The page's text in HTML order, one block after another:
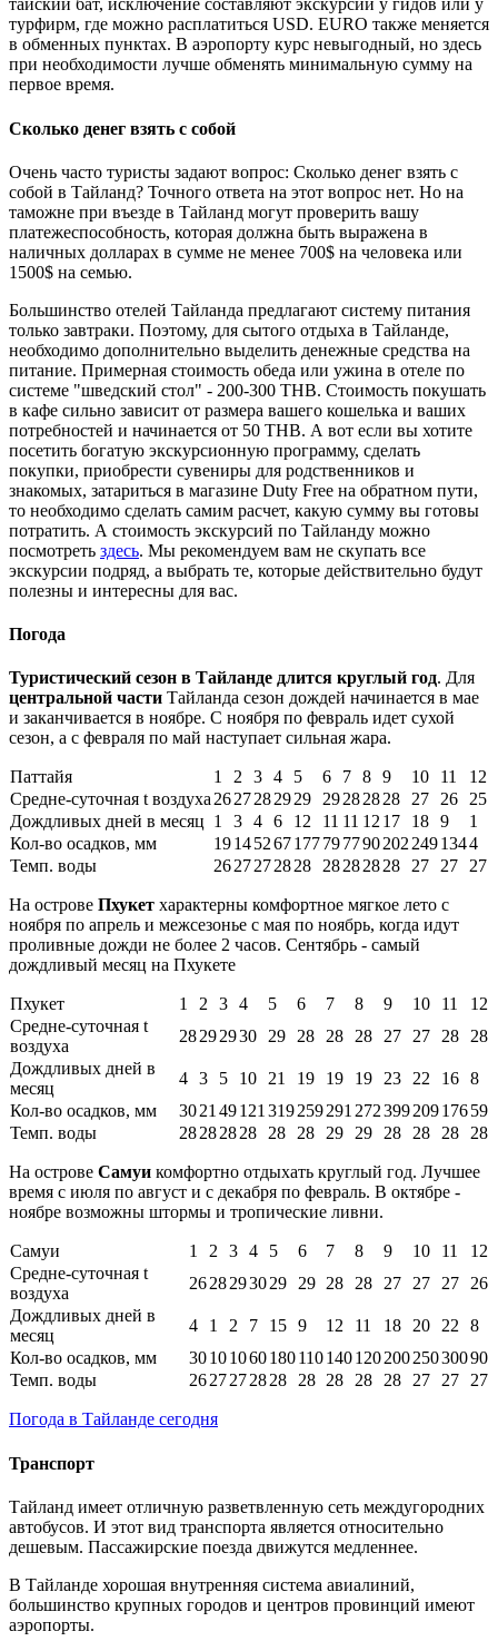
тайский бат, исключение составляют экскурсии у гидов или у
турфирм, где можно расплатиться USD. EURO также меняется
в обменных пунктах. В аэропорту курс невыгодный, но здесь
при необходимости лучше обменять минимальную сумму на
первое время.
Сколько денег взять с собой
Очень часто туристы задают вопрос: Сколько денег взять с
собой в Тайланд? Точного ответа на этот вопрос нет. Но на
таможне при въезде в Тайланд могут проверить вашу
платежеспособность, которая должна быть выражена в
наличных долларах в сумме не менее 700$ на человека или
1500$ на семью.
Большинство отелей Тайланда предлагают систему питания
только завтраки. Поэтому, для сытого отдыха в Тайланде,
необходимо дополнительно выделить денежные средства на
питание. Примерная стоимость обеда или ужина в отеле по
системе "шведский стол" - 200-300 THB. Стоимость покушать
в кафе сильно зависит от размера вашего кошелька и ваших
потребностей и начинается от 50 THB. А вот если вы хотите
посетить богатую экскурсионную программу, сделать
покупки, приобрести сувениры для родственников и
знакомых, затариться в магазине Duty Free на обратном пути,
то необходимо сделать самим расчет, какую сумму вы готовы
потратить. А стоимость экскурсий по Тайланду можно
посмотреть здесь. Мы рекомендуем вам не скупать все
экскурсии подряд, а выбрать те, которые действительно будут
полезны и интересны для вас.
Погода
Туристический сезон в Тайланде длится круглый год. Для
центральной части Тайланда сезон дождей начинается в мае
и заканчивается в ноябре. С ноября по февраль идет сухой
сезон, а с февраля по май наступает сильная жара.
Паттайя 1 2 3 4 5 6 7 8 9 10 11
12
Средне-суточная t воздуха2627282929 29282828 27 26 25
Дождливых дней в месяц 1 3 4 6 12 11 11 1217 18 9
1
Кол-во осадков, мм
191452671777977902022491344
Темп. воды
2627272828 28282828 27 27 27
На острове Пхукет характерны комфортное мягкое лето с
ноября по апрель и межсезонье с мая по ноябрь, когда идут
проливные дожди не более 2 часов. Сентябрь - самый
дождливый месяц на Пхукете
Пхукет 1 2 3 4 5 6 7 8 9 10 11
12
Средне-суточная t
воздуха
28292930 29 28 28 28 27 27 28 28
Дождливых дней в
месяц
4 3 5 10 21 19 19 19 23 22 16 8
Кол-во осадков, мм
30214912131925929127239920917659
Темп. воды
28282828 28 28 29 29 28 28 28 28
На острове Самуи комфортно отдыхать круглый год. Лучшее
время с июля по август и с декабря по февраль. В октябре -
ноябре возможны штормы и тропические ливни.
Самуи 1 2 3 4 5 6 7 8 9 10 11
12
Средне-суточная t
воздуха
2628293029 29 28 28 27 27 27 26
Дождливых дней в
месяц
4 1 2 7 15 9 12 11 18 20 22 8
Кол-во осадков, мм
3010106018011014012020025030090
Темп. воды
2627272828 28 28 28 28 27 27 27
Погода в Тайланде сегодня
Транспорт
Тайланд имеет отличную разветвленную сеть междугородних
автобусов. И этот вид транспорта является относительно
дешевым. Пассажирские поезда движутся медленнее.
В Тайланде хорошая внутренняя система авиалиний,
большинство крупных городов и центров провинций имеют
аэропорты.